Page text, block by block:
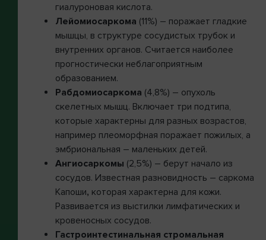
гиалуроновая кислота.
Лейомиосаркома (11%) – поражает гладкие
мышцы, в структуре сосудистых трубок и
внутренних органов. Считается наиболее
прогностически неблагоприятным
образованием.
Рабдомиосаркома (4,8%) – опухоль
скелетных мышц. Включает три подтипа,
которые характерны для разных возрастов,
например плеоморфная поражает пожилых, а
эмбриональная – маленьких детей.
Ангиосаркомы (2,5%) – берут начало из
сосудов. Известная разновидность – саркома
Капоши, которая характерна для кожи.
Развивается из выстилки лимфатических и
кровеносных сосудов.
Гастроинтестинальная стромальная